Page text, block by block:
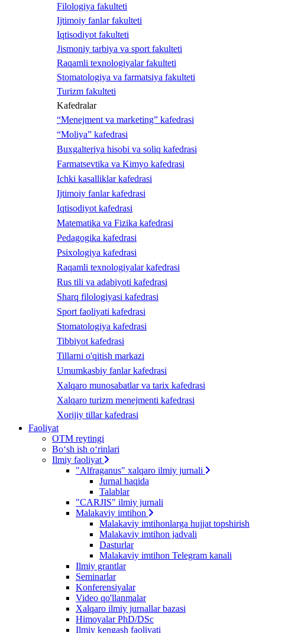
Filologiya fakulteti
Ijtimoiy fanlar fakulteti
Iqtisodiyot fakulteti
Jismoniy tarbiya va sport fakulteti
Raqamli texnologiyalar fakulteti
Stomatologiya va farmatsiya fakulteti
Turizm fakulteti
Kafedralar
“Menejment va marketing” kafedrasi
“Moliya” kafedrasi
Buxgalteriya hisobi va soliq kafedrasi
Farmatsevtika va Kimyo kafedrasi
Ichki kasalliklar kafedrasi
Ijtimoiy fanlar kafedrasi
Iqtisodiyot kafedrasi
Matematika va Fizika kafedrasi
Pedagogika kafedrasi
Psixologiya kafedrasi
Raqamli texnologiyalar kafedrasi
Rus tili va adabiyoti kafedrasi
Sharq filologiyasi kafedrasi
Sport faoliyati kafedrasi
Stomatologiya kafedrasi
Tibbiyot kafedrasi
Tillarni o'qitish markazi
Umumkasbiy fanlar kafedrasi
Xalqaro munosabatlar va tarix kafedrasi
Xalqaro turizm menejmenti kafedrasi
Xorijiy tillar kafedrasi
Faoliyat
OTM reytingi
Bo‘sh ish o‘rinlari
Ilmiy faoliyat
"Alfraganus" xalqaro ilmiy jurnali
Jurnal haqida
Talablar
"CARJIS" ilmiy jurnali
Malakaviy imtihon
Malakaviy imtihonlarga hujjat topshirish
Malakaviy imtihon jadvali
Dasturlar
Malakaviy imtihon Telegram kanali
Ilmiy grantlar
Seminarlar
Konferensiyalar
Video qo'llanmalar
Xalqaro ilmiy jurnallar bazasi
Himoyalar PhD/DSc
Ilmiy kengash faoliyati